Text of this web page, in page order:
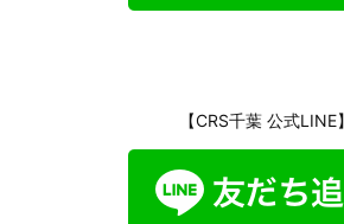
【CRS千葉 公式LINE】